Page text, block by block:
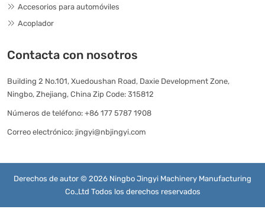
Accesorios para automóviles
Acoplador
Contacta con nosotros
Building 2 No.101, Xuedoushan Road, Daxie Development Zone,
Ningbo, Zhejiang, China Zip Code: 315812
Números de teléfono: +86 177 5787 1908
Correo electrónico: jingyi@nbjingyi.com
Derechos de autor © 2026 Ningbo Jingyi Machinery Manufacturing
Co.,Ltd Todos los derechos reservados